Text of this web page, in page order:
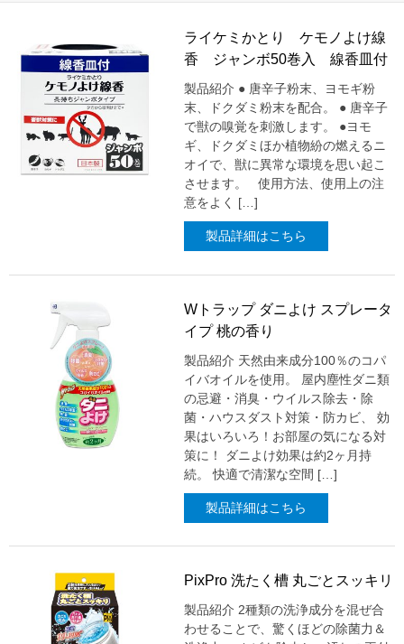
ライケミかとり ケモノよけ線
香 ジャンボ50巻入 線香皿付
製品紹介 ● 唐辛子粉末、ヨモギ粉
末、ドクダミ粉末を配合。 ● 唐辛子
で獣の嗅覚を刺激します。 ●ヨモ
ギ、ドクダミほか植物紛の燃えるニ
オイで、獣に異常な環境を思い起こ
させます。 使用方法、使用上の注
意をよく […]
製品詳細はこちら
Wトラップ ダニよけ スプレータ
イプ 桃の香り
製品紹介 天然由来成分100％のコパ
イバオイルを使用。 屋内塵性ダニ類
の忌避・消臭・ウイルス除去・除
菌・ハウスダスト対策・防カビ、 効
果はいろいろ！お部屋の気になる対
策に！ ダニよけ効果は約2ヶ月持
続。 快適で清潔な空間 […]
製品詳細はこちら
PixPro 洗たく槽 丸ごとスッキリ
製品紹介 2種類の洗浄成分を混ぜ合
わせることで、驚くほどの除菌力＆